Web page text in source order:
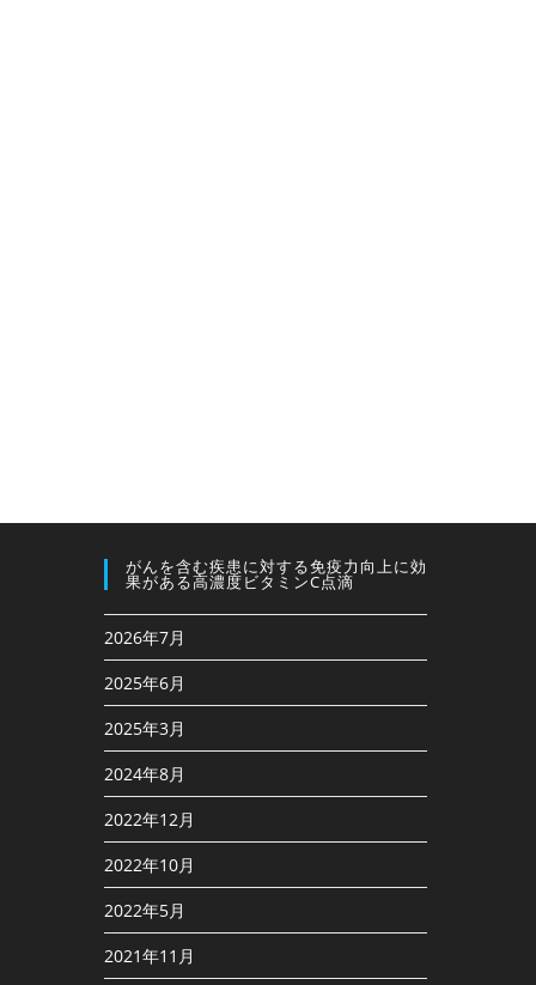
がんを含む疾患に対する免疫⼒向上に効
果がある高濃度ビタミンC点滴
2026年7月
2025年6月
2025年3月
2024年8月
2022年12月
2022年10月
2022年5月
2021年11月